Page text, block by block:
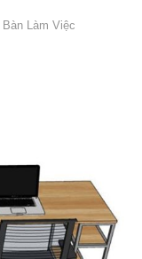
Bàn Làm Việc